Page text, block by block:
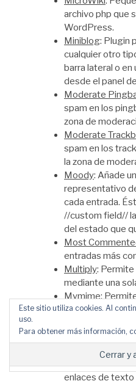
archivo php que
WordPress.
Miniblog: Plugin
cualquier otro
barra lateral o
desde el panel
Moderate
spam en los
zona de
Moderate
spam en los
la zona de
Moody: Añade
representativo
cada entrada.
//custom field//
del estado que
Most
entradas más
Multiply:
mediante una
Mymime:
el que servir los
===== N =====
Next-Previous
enlaces de
Este sitio utiliza cookies. Al
uso.
Para obtener más información,